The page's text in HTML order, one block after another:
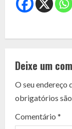
C
n
t
i
Deixe um
O seu endereço
obrigatórios
Comentário *